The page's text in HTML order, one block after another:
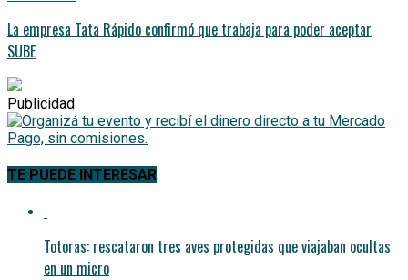
La empresa Tata Rápido confirmó que trabaja para poder aceptar
SUBE
Publicidad
TE PUEDE INTERESAR
Totoras: rescataron tres aves protegidas que viajaban ocultas
en un micro